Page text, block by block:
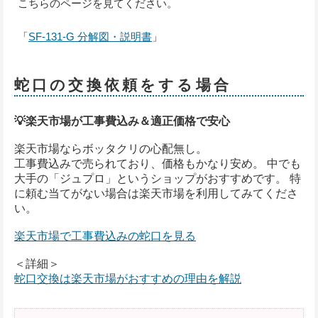
こちらのページを見てください。
「SF-131-G 分解図・説明書 」
蛇口の交換依頼をする場合
💡楽天市場が工事費込み＆適正価格で安心
楽天市場ならボッタクリの心配無し。
工事費込みで売られており、価格もかなり安め。 中でも
大手の「ジュプロ」というショップがおすすめです。 特
に頼む当てがない場合は楽天市場を利用してみてくださ
い。
楽天市場で工事費込みの蛇口を見る
＜詳細＞
蛇口交換は楽天市場がおすすめの理由を解説